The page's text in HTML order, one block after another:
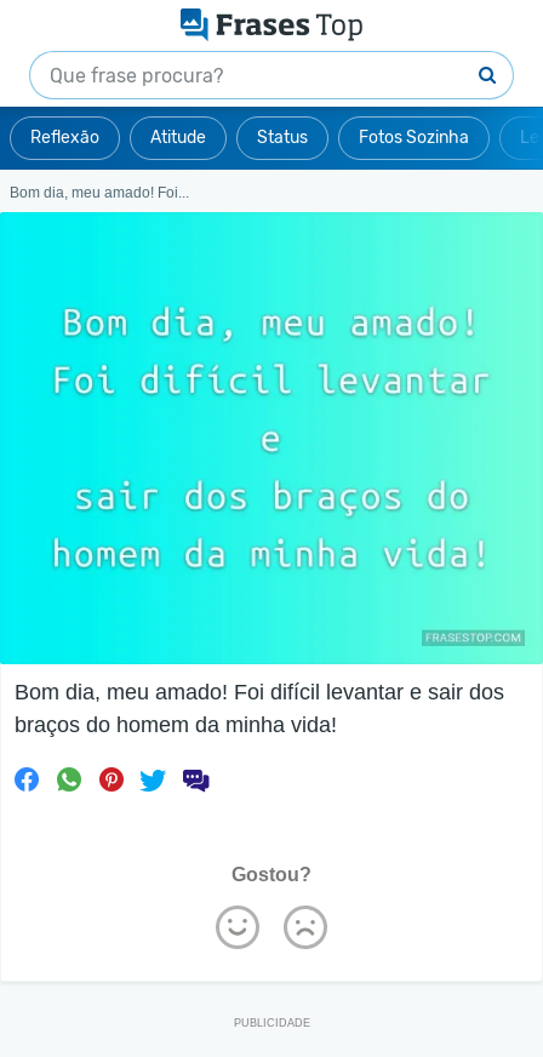
Reflexão Atitude Status Fotos Sozinha
Bom dia, meu amado! Foi...
Bom dia, meu amado! Foi difícil levantar e sair dos
braços do homem da minha vida!
Gostou?